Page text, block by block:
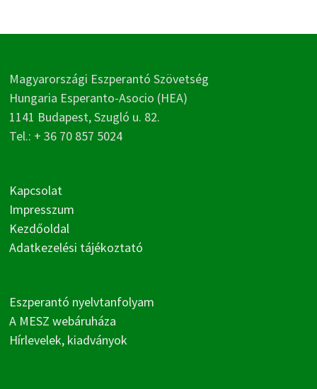
Magyarországi Eszperantó Szövetség
Hungaria Esperanto-Asocio (HEA)
1141 Budapest, Szugló u. 82.
Tel.: + 36 70 857 5024
Kapcsolat
Impresszum
Kezdőoldal
Adatkezelési tájékoztató
Eszperantó nyelvtanfolyam
A MESZ webáruháza
Hírlevelek, kiadványok